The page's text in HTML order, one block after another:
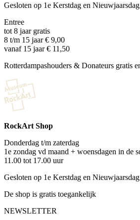
Gesloten op 1e Kerstdag en
Entree
tot 8 jaar gratis
8 t/m 15 jaar € 9,00
vanaf 15 jaar € 11,50
Rotterdampashouders & Donateurs gratis
RockArt Shop
Donderdag t/m zaterdag
1e zondag vd maand + woensdagen in de
11.00 tot 17.00 uur
Gesloten op 1e Kerstdag en
De shop is gratis toegankelijk
NEWSLETTER